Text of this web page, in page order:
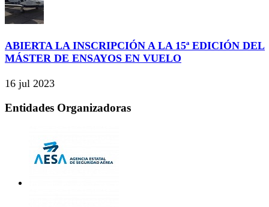
ABIERTA LA INSCRIPCIÓN A LA 15ª EDICIÓN DEL
MÁSTER DE ENSAYOS EN VUELO
16 jul 2023
Entidades Organizadoras